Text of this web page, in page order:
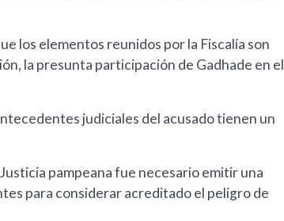
los elementos reunidos por la Fiscalía son
la presunta participación de Gadhade en el
judiciales del acusado tienen un
pampeana fue necesario emitir una
para considerar acreditado el peligro de